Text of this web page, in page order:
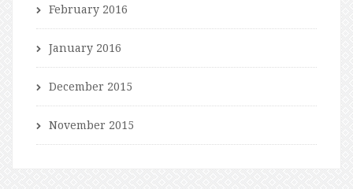
February 2016
January 2016
December 2015
November 2015